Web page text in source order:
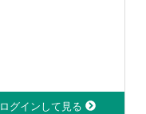
ログインして見る